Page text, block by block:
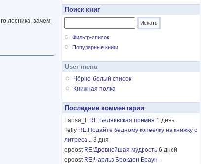
лесника, зачем-
Поиск книг
Фильтр-список
Популярные книги
User menu
Чёрно-белый список
Книжная полка
Последние комментарии
Larisa_F RE:Беляевская премия 1 день
Telly RE:Подайте бедному копеечку на книжку с
литреса... 3 дня
epoost RE:Древнейшая мудрость 6 дней
epoost RE:Чарльз Брокден Браун -